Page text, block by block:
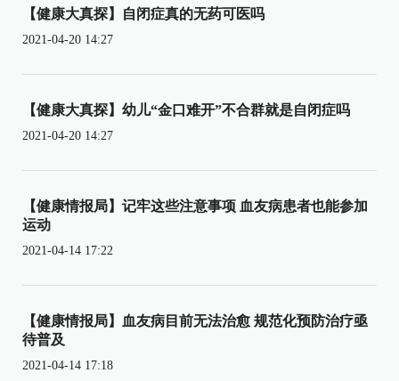
【健康大真探】自闭症真的无药可医吗
2021-04-20 14:27
【健康大真探】幼儿“金口难开”不合群就是自闭症吗
2021-04-20 14:27
【健康情报局】记牢这些注意事项 血友病患者也能参加
运动
2021-04-14 17:22
【健康情报局】血友病目前无法治愈 规范化预防治疗亟
待普及
2021-04-14 17:18